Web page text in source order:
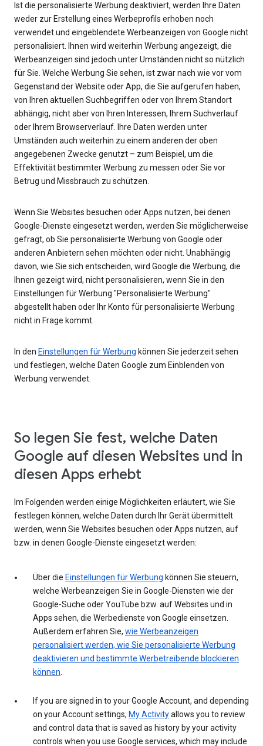
Ist die personalisierte Werbung deaktiviert, werden Ihre Daten
weder zur Erstellung eines Werbeprofils erhoben noch
verwendet und eingeblendete Werbeanzeigen von Google nicht
personalisiert. Ihnen wird weiterhin Werbung angezeigt, die
Werbeanzeigen sind jedoch unter Umständen nicht so nützlich
für Sie. Welche Werbung Sie sehen, ist zwar nach wie vor vom
Gegenstand der Website oder App, die Sie aufgerufen haben,
von Ihren aktuellen Suchbegriffen oder von Ihrem Standort
abhängig, nicht aber von Ihren Interessen, Ihrem Suchverlauf
oder Ihrem Browserverlauf. Ihre Daten werden unter
Umständen auch weiterhin zu einem anderen der oben
angegebenen Zwecke genutzt – zum Beispiel, um die
Effektivität bestimmter Werbung zu messen oder Sie vor
Betrug und Missbrauch zu schützen.
Wenn Sie Websites besuchen oder Apps nutzen, bei denen
Google-Dienste eingesetzt werden, werden Sie möglicherweise
gefragt, ob Sie personalisierte Werbung von Google oder
anderen Anbietern sehen möchten oder nicht. Unabhängig
davon, wie Sie sich entscheiden, wird Google die Werbung, die
Ihnen gezeigt wird, nicht personalisieren, wenn Sie in den
Einstellungen für Werbung "Personalisierte Werbung"
abgestellt haben oder Ihr Konto für personalisierte Werbung
nicht in Frage kommt.
In den Einstellungen für Werbung können Sie jederzeit sehen
und festlegen, welche Daten Google zum Einblenden von
Werbung verwendet.
So legen Sie fest, welche Daten
Google auf diesen Websites und in
diesen Apps erhebt
Im Folgenden werden einige Möglichkeiten erläutert, wie Sie
festlegen können, welche Daten durch Ihr Gerät übermittelt
werden, wenn Sie Websites besuchen oder Apps nutzen, auf
bzw. in denen Google-Dienste eingesetzt werden:
Über die Einstellungen für Werbung können Sie steuern,
welche Werbeanzeigen Sie in Google-Diensten wie der
Google-Suche oder YouTube bzw. auf Websites und in
Apps sehen, die Werbedienste von Google einsetzen.
Außerdem erfahren Sie, wie Werbeanzeigen
personalisiert werden, wie Sie personalisierte Werbung
deaktivieren und bestimmte Werbetreibende blockieren
können.
If you are signed in to your Google Account, and depending
on your Account settings, My Activityallows you to review
and control data that is saved as history by your activity
controls when you use Google services, which may include